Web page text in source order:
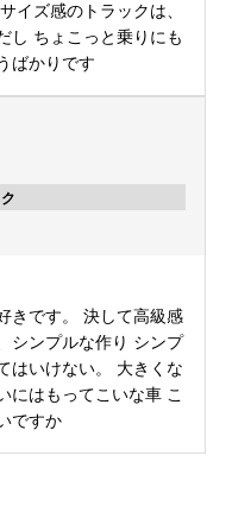
イズ感のトラックは、
し ちょこっと乗りにも
ばかりです
きです。 決して高級感
シンプルな作り シンプ
はいけない。 大きくな
にはもってこいな車 こ
ですか